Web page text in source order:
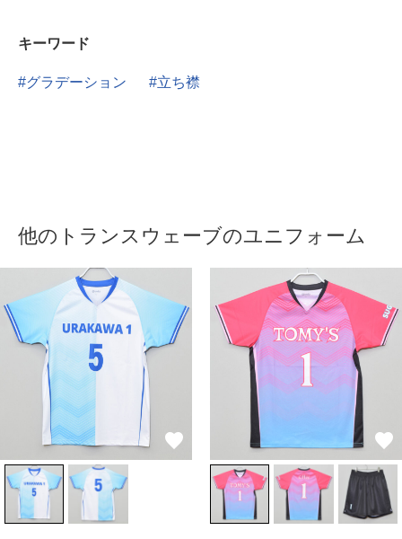
キーワード
グラデーション 立ち襟
他のトランスウェーブのユニフォーム